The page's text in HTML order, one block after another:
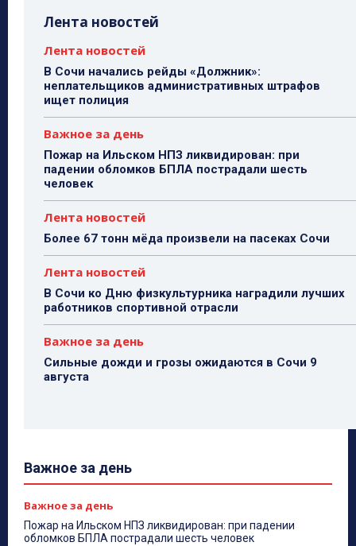
Лента новостей
Лента новостей
В Сочи начались рейды «Должник»:
неплательщиков административных штрафов
ищет полиция
Важное за день
Пожар на Ильском НПЗ ликвидирован: при
падении обломков БПЛА пострадали шесть
человек
Лента новостей
Более 67 тонн мёда произвели на пасеках Сочи
Лента новостей
В Сочи ко Дню физкультурника наградили лучших
работников спортивной отрасли
Важное за день
Сильные дожди и грозы ожидаются в Сочи 9
августа
Важное за день
Важное за день
Пожар на Ильском НПЗ ликвидирован: при падении
обломков БПЛА пострадали шесть человек